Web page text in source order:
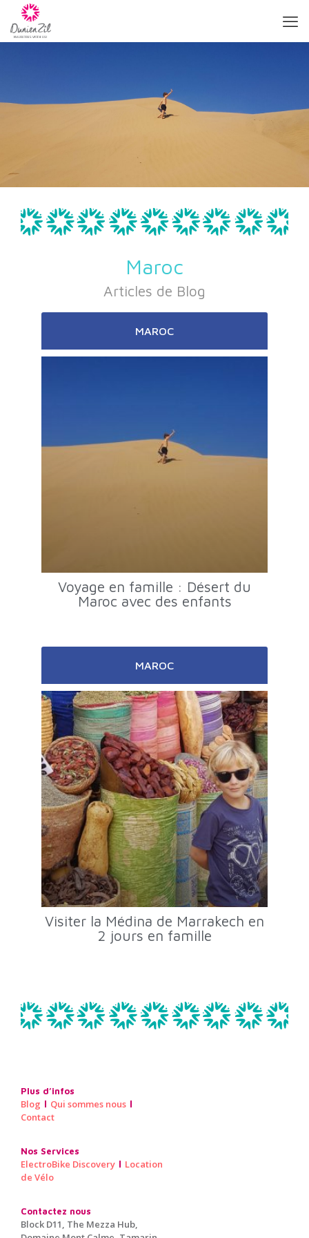
Maroc
Articles de Blog
MAROC
Voyage en famille : Désert du
Maroc avec des enfants
MAROC
Visiter la Médina de Marrakech en
2 jours en famille
Plus d’infos
Blog
Qui sommes nous
Contact
Nos Services
ElectroBike Discovery
Location
de Vélo
Contactez nous
Block D11, The Mezza Hub,